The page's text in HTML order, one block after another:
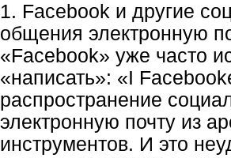
1. Facebook и другие
общения электронную
«Facebook» уже часто
«написать»: «I
распространение
электронную почту из
инструментов. И это